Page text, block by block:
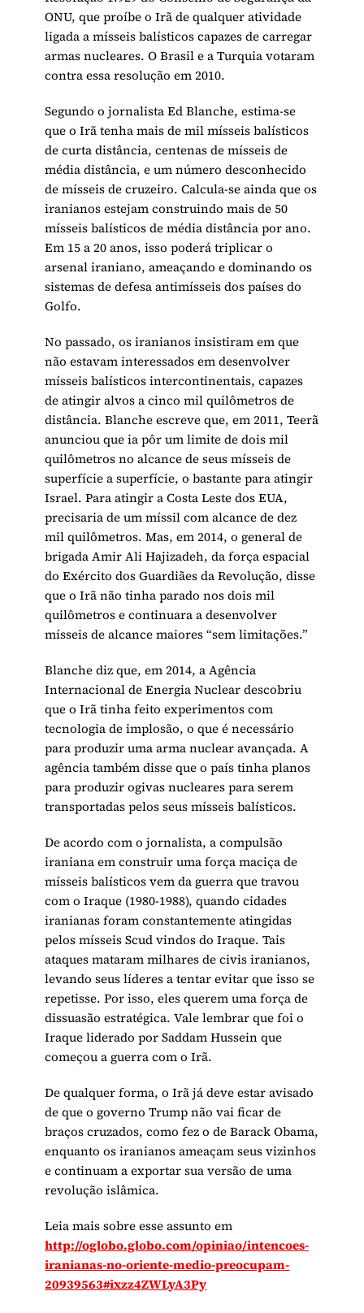
ONU, que proíbe o Irã de qualquer atividade
ligada a mísseis balísticos capazes de carregar
armas nucleares. O Brasil e a Turquia votaram
contra essa resolução em 2010.
Segundo o jornalista Ed Blanche, estima-se
que o Irã tenha mais de mil mísseis balísticos
de curta distância, centenas de mísseis de
média distância, e um número desconhecido
de mísseis de cruzeiro. Calcula-se ainda que os
iranianos estejam construindo mais de 50
mísseis balísticos de média distância por ano.
Em 15 a 20 anos, isso poderá triplicar o
arsenal iraniano, ameaçando e dominando os
sistemas de defesa antimísseis dos países do
Golfo.
No passado, os iranianos insistiram em que
não estavam interessados em desenvolver
mísseis balísticos intercontinentais, capazes
de atingir alvos a cinco mil quilômetros de
distância. Blanche escreve que, em 2011, Teerã
anunciou que ia pôr um limite de dois mil
quilômetros no alcance de seus mísseis de
superfície a superfície, o bastante para atingir
Israel. Para atingir a Costa Leste dos EUA,
precisaria de um míssil com alcance de dez
mil quilômetros. Mas, em 2014, o general de
brigada Amir Ali Hajizadeh, da força espacial
do Exército dos Guardiães da Revolução, disse
que o Irã não tinha parado nos dois mil
quilômetros e continuara a desenvolver
mísseis de alcance maiores “sem limitações.”
Blanche diz que, em 2014, a Agência
Internacional de Energia Nuclear descobriu
que o Irã tinha feito experimentos com
tecnologia de implosão, o que é necessário
para produzir uma arma nuclear avançada. A
agência também disse que o país tinha planos
para produzir ogivas nucleares para serem
transportadas pelos seus mísseis balísticos.
De acordo com o jornalista, a compulsão
iraniana em construir uma força maciça de
mísseis balísticos vem da guerra que travou
com o Iraque (1980-1988), quando cidades
iranianas foram constantemente atingidas
pelos mísseis Scud vindos do Iraque. Tais
ataques mataram milhares de civis iranianos,
levando seus líderes a tentar evitar que isso se
repetisse. Por isso, eles querem uma força de
dissuasão estratégica. Vale lembrar que foi o
Iraque liderado por Saddam Hussein que
começou a guerra com o Irã.
De qualquer forma, o Irã já deve estar avisado
de que o governo Trump não vai ficar de
braços cruzados, como fez o de Barack Obama,
enquanto os iranianos ameaçam seus vizinhos
e continuam a exportar sua versão de uma
revolução islâmica.
Leia mais sobre esse assunto em
http://oglobo.globo.com/opiniao/intencoes-
iranianas-no-oriente-medio-preocupam-
20939563#ixzz4ZWLyA3Py